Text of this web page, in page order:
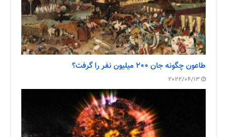
طاعون چگونه جان ۲۰۰ میلیون نفر را گرفت؟
2022/04/13